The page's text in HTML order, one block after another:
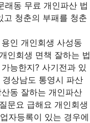
래동 무료 개인파산 법
고 청춘의 부패를 청춘
인 개인회생 사성동
인회생 면책 잘하는 법
능한지? 사기전과 있
상남도 통영시 파산
동 잘하는 개인파산
문요 급해요 개인회생
자등록이 있는 경우에